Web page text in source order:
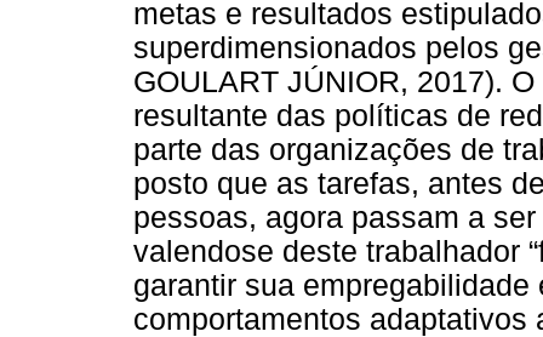
metas e resultados
superdimensionados pelos
GOULART JÚNIOR, 2017).
resultante das políticas de
parte das organizações de
posto que as tarefas, antes
pessoas, agora passam a
valendose deste trabalhador
garantir sua
comportamentos